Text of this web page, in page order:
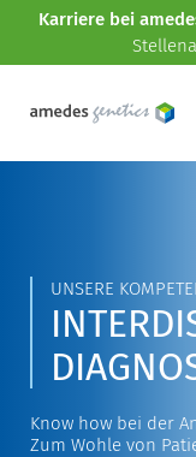
Karriere bei
UNSERE
Know how bei der
Zum Wohle von